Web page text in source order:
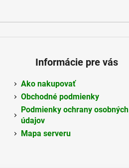
Informácie pre vás
Ako nakupovať
Obchodné podmienky
Podmienky ochrany osobných
údajov
Mapa serveru